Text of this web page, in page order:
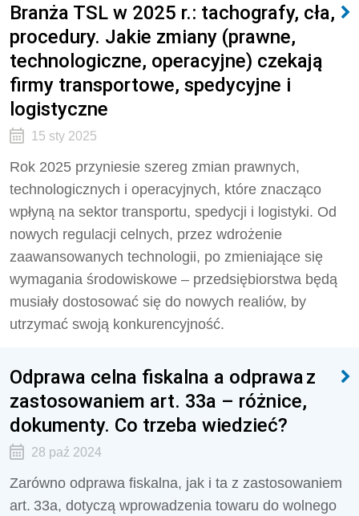
Branża TSL w 2025 r.: tachografy, cła,
procedury. Jakie zmiany (prawne,
technologiczne, operacyjne) czekają
firmy transportowe, spedycyjne i
logistyczne
15 sty 2025
Rok 2025 przyniesie szereg zmian prawnych,
technologicznych i operacyjnych, które znacząco
wpłyną na sektor transportu, spedycji i logistyki. Od
nowych regulacji celnych, przez wdrożenie
zaawansowanych technologii, po zmieniające się
wymagania środowiskowe – przedsiębiorstwa będą
musiały dostosować się do nowych realiów, by
utrzymać swoją konkurencyjność.
Odprawa celna fiskalna a odprawa z
zastosowaniem art. 33a – różnice,
dokumenty. Co trzeba wiedzieć?
28 paź 2024
Zarówno odprawa fiskalna, jak i ta z zastosowaniem
art. 33a, dotyczą wprowadzenia towaru do wolnego